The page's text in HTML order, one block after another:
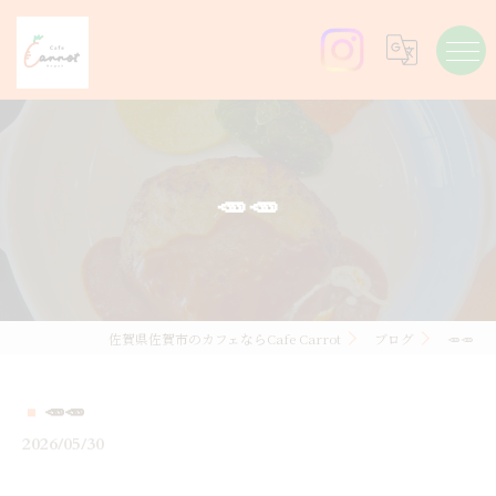
🥕🥕
佐賀県佐賀市のカフェならCafe Carrot ブログ 🥕🥕
🥕🥕
2026/05/30